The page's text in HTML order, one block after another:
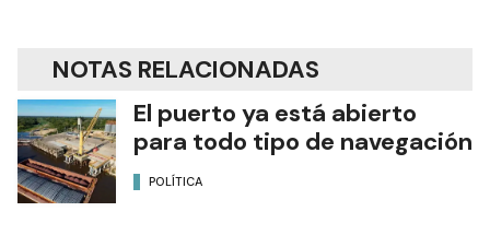
NOTAS RELACIONADAS
El puerto ya está abierto
para todo tipo de navegación
POLÍTICA